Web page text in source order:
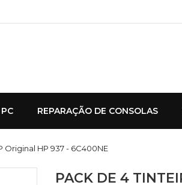
REPARAÇÃO DE CONSOLAS
Original HP 937 - 6C400NE
PACK DE 4